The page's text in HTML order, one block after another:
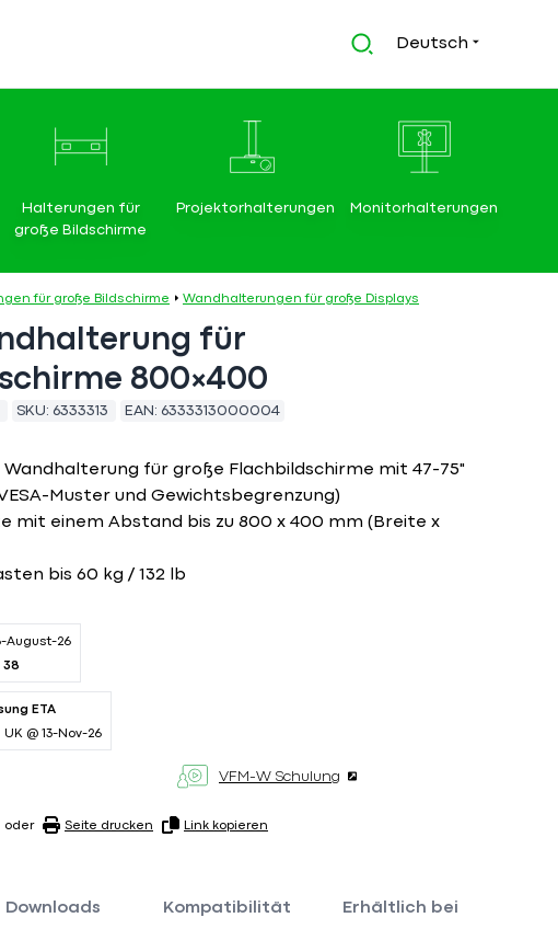
Deutsch
Halterungen für
große Bildschirme
Projektorhalterungen Monitorhalterungen
für große Bildschirme Wandhalterungen für große Displays
für
800×400
SKU: 6333313 EAN: 6333313000004
für große Flachbildschirme mit 47-75"
Muster und Gewichtsbegrenzung)
mit einem Abstand bis zu 800 x 400 mm (Breite x
bis 60 kg / 132 lb
August-26
38
ETA
UK @ 13-Nov-26
VFM-W Schulung
oder Seite drucken Link kopieren
Downloads Kompatibilität Erhältlich bei